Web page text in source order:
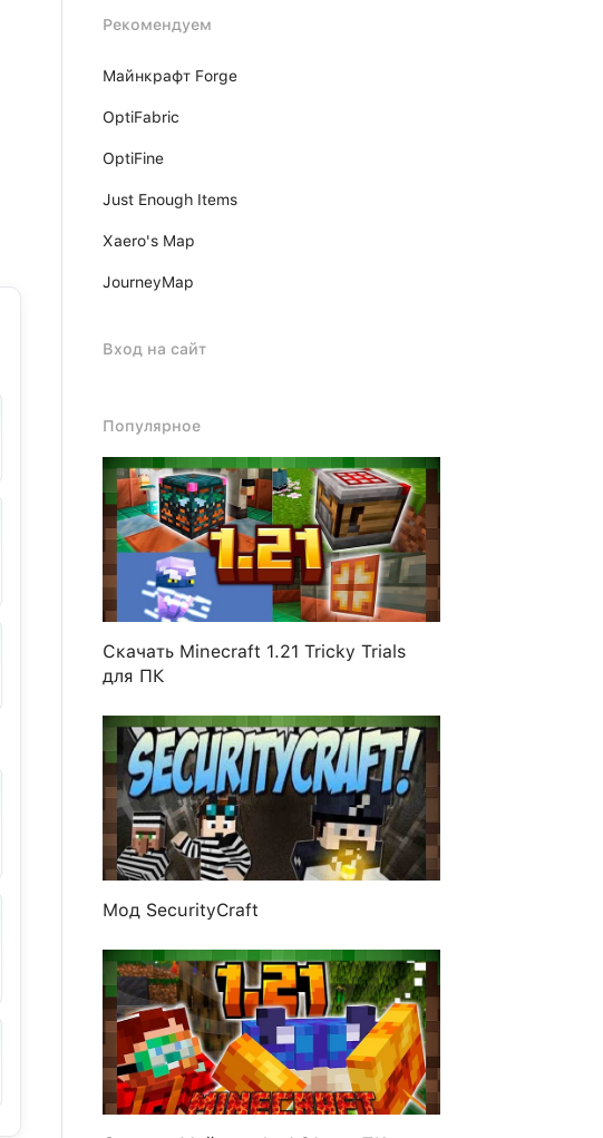
Рекомендуем
Майнкрафт Forge
OptiFabric
OptiFine
Just Enough Items
Xаero's Mаp
JourneyMap
Вход на сайт
Популярное
Скачать Minecraft 1.21 Tricky Trials
для ПК
Мод SecurityCraft